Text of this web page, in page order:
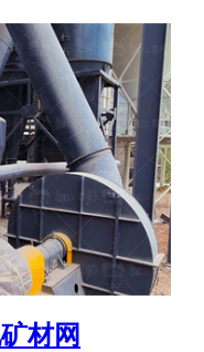
材网